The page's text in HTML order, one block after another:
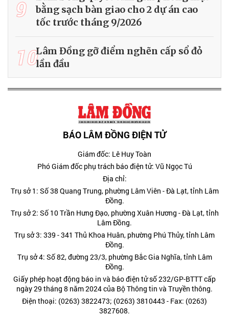
9
bằng sạch bàn giao cho 2 dự án cao
tốc trước tháng 9/2026
10Lâm Đồng gỡ điểm nghẽn cấp sổ đỏ
lần đầu
BÁO LÂM ĐỒNG ĐIỆN TỬ
Giám đốc: Lê Huy Toàn
Phó Giám đốc phụ trách báo điện tử: Vũ Ngọc Tú
Địa chỉ:
Trụ sở 1: Số 38 Quang Trung, phường Lâm Viên - Đà Lạt, tỉnh Lâm
Đồng.
Trụ sở 2: Số 10 Trần Hưng Đạo, phường Xuân Hương - Đà Lạt, tỉnh
Lâm Đồng.
Trụ sở 3: 339 - 341 Thủ Khoa Huân, phường Phú Thủy, tỉnh Lâm
Đồng.
Trụ sở 4: Số 82, đường 23/3, phường Bắc Gia Nghĩa, tỉnh Lâm
Đồng.
Giấy phép hoạt động báo in và báo điện tử số 232/GP-BTTT cấp
ngày 29 tháng 8 năm 2024 của Bộ Thông tin và Truyền thông.
Điện thoại: (0263) 3822473; (0263) 3810443 - Fax: (0263)
3827608.